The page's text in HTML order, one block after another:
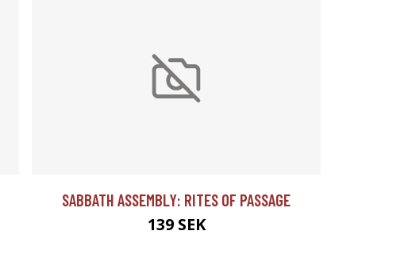
SABBATH ASSEMBLY: RITES OF PASSAGE
139 SEK